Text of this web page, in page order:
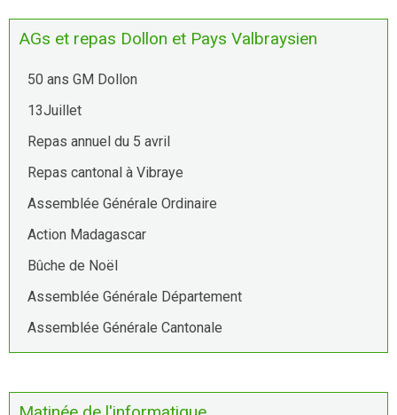
AGs et repas Dollon et Pays Valbraysien
50 ans GM Dollon
13Juillet
Repas annuel du 5 avril
Repas cantonal à Vibraye
Assemblée Générale Ordinaire
Action Madagascar
Bûche de Noël
Assemblée Générale Département
Assemblée Générale Cantonale